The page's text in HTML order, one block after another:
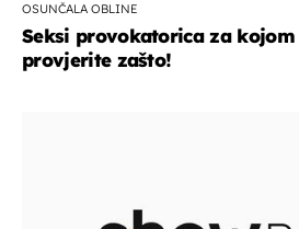
OSUNČALA OBLINE
Seksi provokatorica za kojom
provjerite zašto!